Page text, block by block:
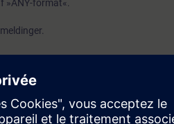
»ANY-format«.